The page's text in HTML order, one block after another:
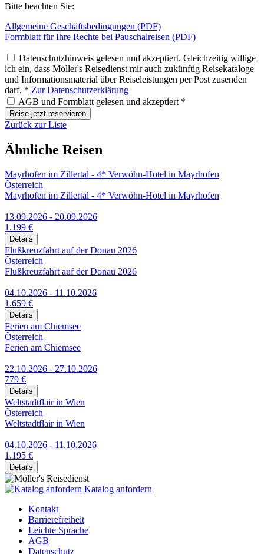
Bitte beachten Sie:
Allgemeine Geschäftsbedingungen (PDF)
Formblatt für Ihre Rechte bei Pauschalreisen (PDF)
Datenschutzhinweis gelesen und akzeptiert. Gleichzeitig willige
ich ein, dass Möller's Reisedienst mir auch zukünftig Reisekataloge
und Informationsmaterial über Reiseleistungen per Post zusenden
darf. * Zur Datenschutzerklärung
AGB und Formblatt gelesen und akzeptiert *
Reise jetzt reservieren
Zurück zur Liste
Ähnliche Reisen
Mayrhofen im Zillertal - 4* Verwöhn-Hotel in Mayrhofen
Österreich
Mayrhofen im Zillertal - 4* Verwöhn-Hotel in Mayrhofen
13.09.2026 - 20.09.2026
1.199 €
Details
Flußkreuzfahrt auf der Donau 2026
Österreich
Flußkreuzfahrt auf der Donau 2026
04.10.2026 - 11.10.2026
1.659 €
Details
Ferien am Chiemsee
Österreich
Ferien am Chiemsee
22.10.2026 - 27.10.2026
779 €
Details
Weltstadtflair in Wien
Österreich
Weltstadtflair in Wien
04.10.2026 - 11.10.2026
1.195 €
Details
Katalog anfordern
Kontakt
Barrierefreiheit
Leichte Sprache
AGB
Datenschutz